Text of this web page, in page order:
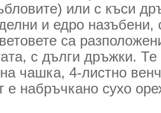
или с къси
и едро назъбени,
са
с дълги дръжки.
чашка, 4-листно
е набръчкано сухо